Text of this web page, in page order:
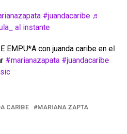
#juandacaribe ♬
al instante
EMPU*A con juanda caribe en el
#marianazapata #juandacaribe
CARIBE
MARIANA ZAPTA